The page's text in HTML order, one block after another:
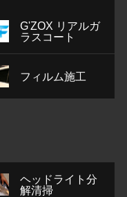
G'ZOX リアルガ
ラスコート
フィルム施工
ヘッドライト分
解清掃